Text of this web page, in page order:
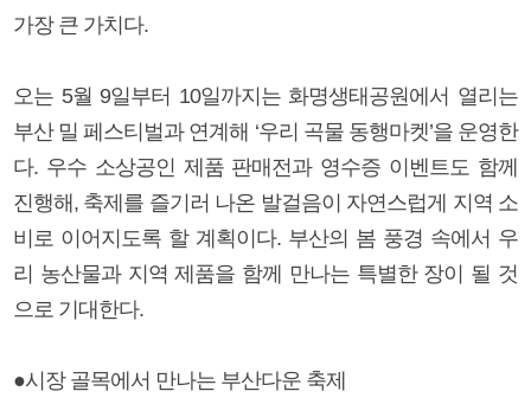
가장 큰 가치다.
오는 5월 9일부터 10일까지는 화명생태공원에서 열리는
부산 밀 페스티벌과 연계해 ‘우리 곡물 동행마켓’을 운영한
다. 우수 소상공인 제품 판매전과 영수증 이벤트도 함께
진행해, 축제를 즐기러 나온 발걸음이 자연스럽게 지역 소
비로 이어지도록 할 계획이다. 부산의 봄 풍경 속에서 우
리 농산물과 지역 제품을 함께 만나는 특별한 장이 될 것
으로 기대한다.
●시장 골목에서 만나는 부산다운 축제